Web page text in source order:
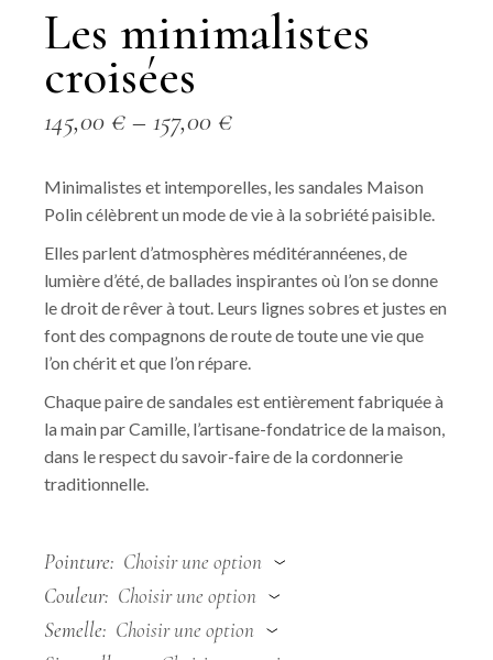
Les minimalistes
croisées
145,00 € –157,00 €
Minimalistes et intemporelles, les sandales Maison
Polin célèbrent un mode de vie à la sobriété paisible.
Elles parlent d’atmosphères méditérannéenes, de
lumière d’été, de ballades inspirantes où l’on se donne
le droit de rêver à tout. Leurs lignes sobres et justes en
font des compagnons de route de toute une vie que
l’on chérit et que l’on répare.
Chaque paire de sandales est entièrement fabriquée à
la main par Camille, l’artisane-fondatrice de la maison,
dans le respect du savoir-faire de la cordonnerie
traditionnelle.
Pointure Choisir une option
Couleur Choisir une option
Semelle Choisir une option